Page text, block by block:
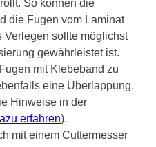
So können die
die Fugen vom Laminat
Verlegen sollte möglichst
gewährleistet ist.
mit Klebeband zu
eine Überlappung.
Hinweise in der
erfahren).
mit einem Cuttermesser